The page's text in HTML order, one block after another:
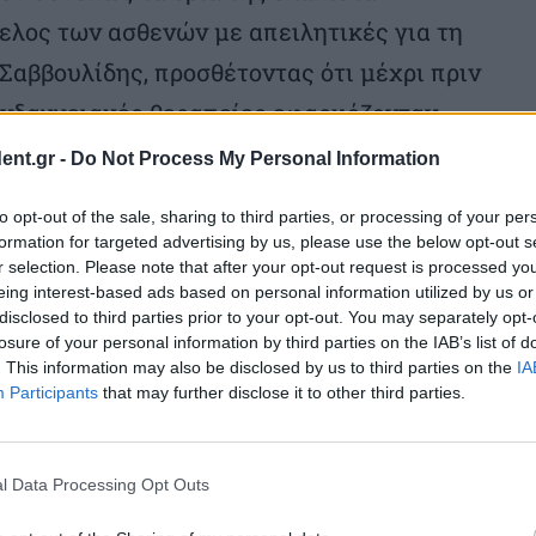
- Do Not Process My Personal Information
opt-out of the sale, sharing to third parties, or processing of your
for targeted advertising by us, please use the below opt-out
selection. Please note that after your opt-out request is processed
interest-based ads based on personal information utilized by us
to third parties prior to your opt-out. You may separately
of your personal information by third parties on the IAB’s list of
This information may also be disclosed by us to third parties on the
Participants that may further disclose it to other third parties.
Data Processing Opt Outs
των ασθενών με απειλητικές για τη
προσθέτοντας ότι μέχρι πριν
θεραπείες εφαρμόζονταν
κέντρων διεθνώς.
τονίζει ότι «ο συνδυασμός της
την ταχεία αξιολόγηση, τον
εκτέλεση προηγμένων ενδαγγειακών
λύσεις ακόμη και στα πιο
συστημάτων μηχανικής
άμεσης απομάκρυνσης μεγάλου
αγγειακό δίκτυο, χωρίς την
ή στις περιπτώσεις όπου αυτή